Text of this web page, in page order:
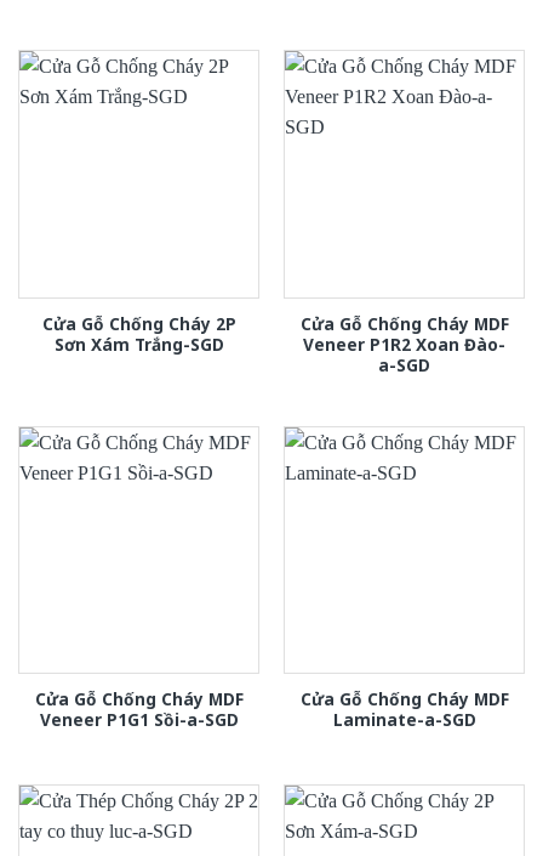
Cửa Gỗ Chống Cháy 2P
Sơn Xám Trắng-SGD
Cửa Gỗ Chống Cháy MDF
Veneer P1R2 Xoan Đào-
a-SGD
Cửa Gỗ Chống Cháy MDF
Veneer P1G1 Sồi-a-SGD
Cửa Gỗ Chống Cháy MDF
Laminate-a-SGD